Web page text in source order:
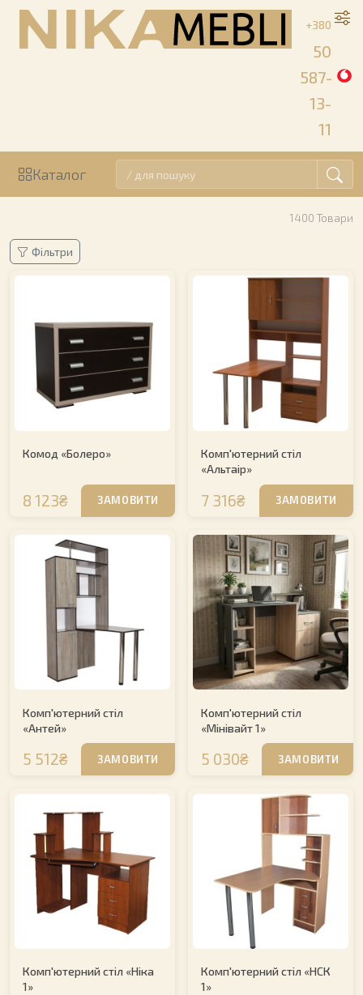
+380
50
587-
13-
11
Каталог
1400 Товари
Фільтри
Комод «Болеро»
8 123₴ ЗАМОВИТИ
Комп'ютерний стіл
«Альтаір»
7 316₴ ЗАМОВИТИ
Комп'ютерний стіл
«Антей»
5 512₴ ЗАМОВИТИ
Комп'ютерний стіл
«Мінівайт 1»
5 030₴ ЗАМОВИТИ
Комп'ютерний стіл «Ніка
1»
Комп'ютерний стіл «НСК
1»